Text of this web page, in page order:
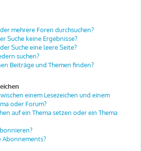
mehrere Foren durchsuchen?
Suche keine Ergebnisse?
Suche eine leere Seite?
suchen?
Beiträge und Themen finden?
einem Lesezeichen und einem
oder Forum?
auf ein Thema setzen oder ein Thema
Abonnements?